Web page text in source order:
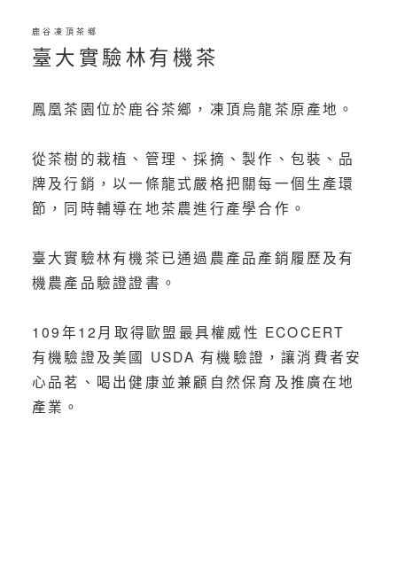
鹿谷凍頂茶鄉
臺大實驗林有機茶
鳳凰茶園位於鹿谷茶鄉，凍頂烏龍茶原產地。
從茶樹的栽植、管理、採摘、製作、包裝、品
牌及行銷，以一條龍式嚴格把關每一個生產環
節，同時輔導在地茶農進行產學合作。
臺大實驗林有機茶已通過農產品產銷履歷及有
機農產品驗證證書。
109年12月取得歐盟最具權威性 ECOCERT
有機驗證及美國 USDA 有機驗證，讓消費者安
心品茗、喝出健康並兼顧自然保育及推廣在地
產業。